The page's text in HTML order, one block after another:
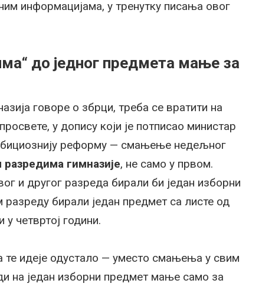
информацијама, у тренутку писања овог
до једног предмета мање за
говоре о збрци, треба се вратити на
у допису који је потписао министар
реформу — смањење недељног
гимназије, не само у првом.
и другог разреда бирали би један изборни
бирали један предмет са листе од
четвртој години.
те идеје одустало — уместо смањења у свим
на један изборни предмет мање само за